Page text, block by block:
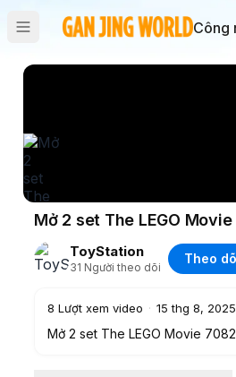
Công
Mở 2 set The LEGO
ToyStation
31 Người theo dõi
Theo
8 Lượt xem video · 15 thg 8, 2025
Mở 2 set The LEGO Movie